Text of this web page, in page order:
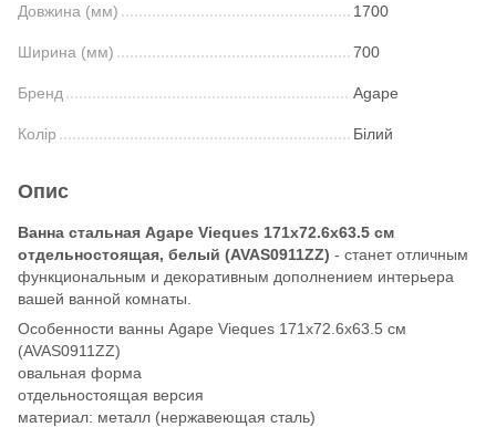
Довжина (мм) 1700
Ширина (мм) 700
Бренд Agape
Колір Білий
Опис
Ванна стальная Agape Vieques 171x72.6x63.5 см
отдельностоящая, белый (AVAS0911ZZ) - станет отличным
функциональным и декоративным дополнением интерьера
вашей ванной комнаты.
Особенности ванны Agape Vieques 171x72.6x63.5 см
(AVAS0911ZZ)
овальная форма
отдельностоящая версия
материал: металл (нержавеющая сталь)